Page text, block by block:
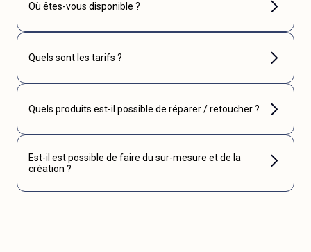
Où êtes-vous disponible ?
Quels sont les tarifs ?
Quels produits est-il possible de réparer / retoucher ?
Est-il est possible de faire du sur-mesure et de la
création ?